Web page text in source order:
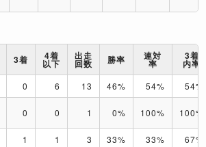
3着 4着
以下
出走
回数 勝率 連対
率
3着
内率
0 6 13 46% 54% 54%
0 0 1 0% 100% 100%
1 1 3 33% 33% 67%